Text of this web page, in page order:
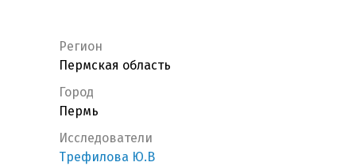
Регион
Пермская область
Город
Пермь
Исследователи
Трефилова Ю.В